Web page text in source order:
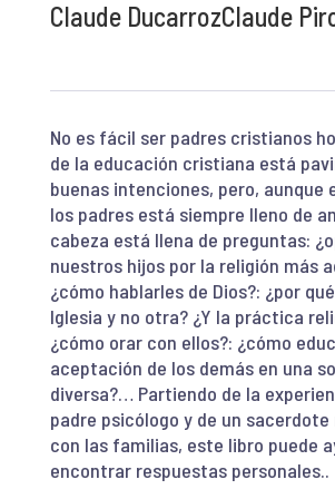
Claude DucarrozClaude
No es fácil ser padres cristianos
de la educación cristiana está
buenas intenciones, pero, aunque
los padres está siempre lleno de
cabeza está llena de preguntas:
nuestros hijos por la religión más
¿cómo hablarles de Dios?: ¿por
Iglesia y no otra? ¿Y la práctica
¿cómo orar con ellos?: ¿cómo
aceptación de los demás en una
diversa?… Partiendo de la
padre psicólogo y de un
con las familias, este libro puede
encontrar respuestas personales..